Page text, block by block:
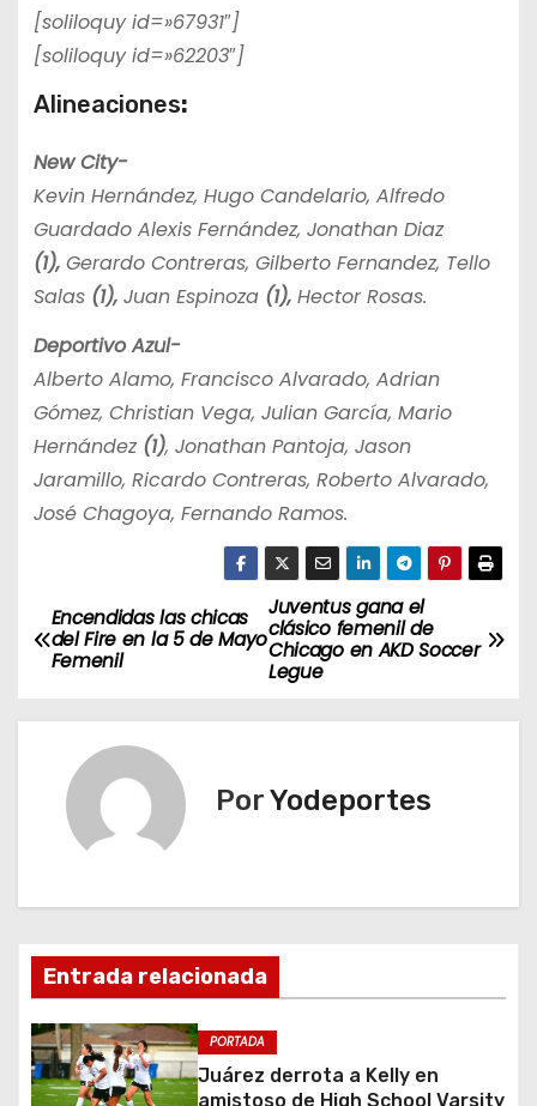
[soliloquy id=»67931″]
[soliloquy id=»62203″]
Alineaciones:
New City-
Kevin Hernández, Hugo Candelario, Alfredo
Guardado Alexis Fernández, Jonathan Diaz
(1),Gerardo Contreras, Gilberto Fernandez, Tello
Salas(1),Juan Espinoza (1),Hector Rosas.
Deportivo Azul-
Alberto Alamo, Francisco Alvarado, Adrian
Gómez, Christian Vega, Julian García, Mario
Hernández(1), Jonathan Pantoja, Jason
Jaramillo, Ricardo Contreras, Roberto Alvarado,
José Chagoya, Fernando Ramos.
N
a
v
c
ó
n
Juventus gana el
clásico femenil de
Chicago en AKD Soccer
Legue
Encendidas las chicas
del Fire en la 5 de Mayo
Femenil
PorYodeportes
Entrada relacionada
PORTADA
Juárez derrota a Kelly en
amistoso de High School Varsity